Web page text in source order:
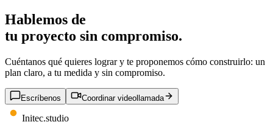
Hablemos de
tu proyecto sin compromiso.
Cuéntanos qué quieres lograr y te proponemos cómo construirlo: un
plan claro, a tu medida y sin compromiso.
Escríbenos Coordinar videollamada
Initec.studio